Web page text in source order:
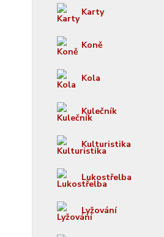
Karty
Koně
Kola
Kulečník
Kulturistika
Lukostřelba
Lyžování